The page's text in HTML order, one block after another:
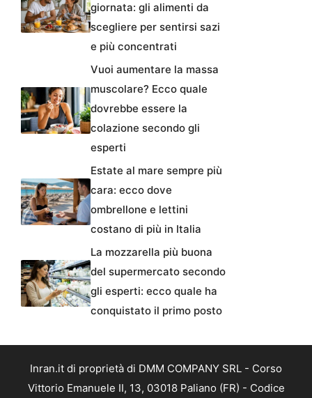
giornata: gli alimenti da
scegliere per sentirsi sazi
e più concentrati
Vuoi aumentare la massa
muscolare? Ecco quale
dovrebbe essere la
colazione secondo gli
esperti
Estate al mare sempre più
cara: ecco dove
ombrellone e lettini
costano di più in Italia
La mozzarella più buona
del supermercato secondo
gli esperti: ecco quale ha
conquistato il primo posto
Inran.it di proprietà di DMM COMPANY SRL - Corso
Vittorio Emanuele II, 13, 03018 Paliano (FR) - Codice